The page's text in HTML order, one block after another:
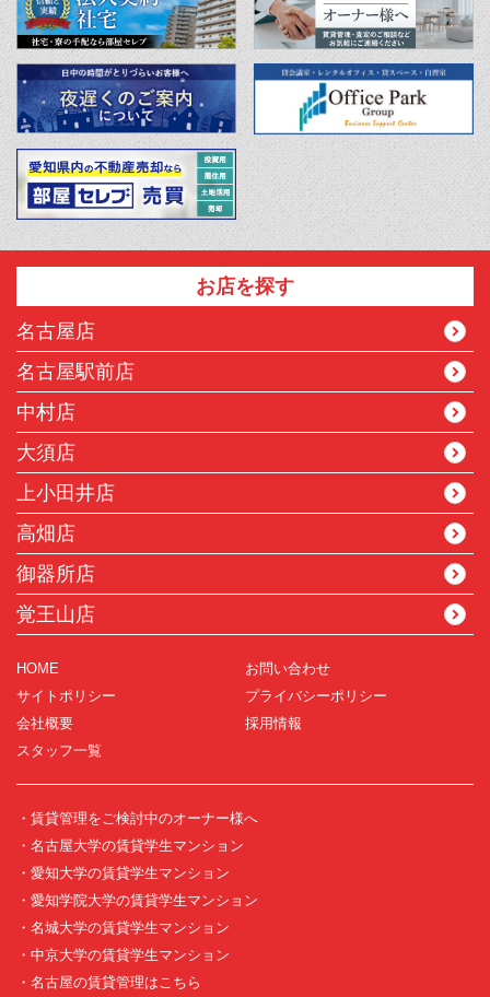
お店を探す
名古屋店
名古屋駅前店
中村店
大須店
上小田井店
高畑店
御器所店
覚王山店
HOME
お問い合わせ
サイトポリシー
プライバシーポリシー
会社概要
採用情報
スタッフ一覧
・賃貸管理をご検討中のオーナー様へ
・名古屋大学の賃貸学生マンション
・愛知大学の賃貸学生マンション
・愛知学院大学の賃貸学生マンション
・名城大学の賃貸学生マンション
・中京大学の賃貸学生マンション
・名古屋の賃貸管理はこちら